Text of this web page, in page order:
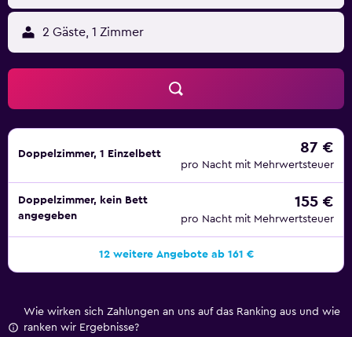
2 Gäste, 1 Zimmer
Doppelzimmer, 1 Einzelbett 87 €
pro Nacht mit Mehrwertsteuer
Doppelzimmer, kein Bett
angegeben
155 €
pro Nacht mit Mehrwertsteuer
12 weitere Angebote ab 161 €
Wie wirken sich Zahlungen an uns auf das Ranking aus und wie
ranken wir Ergebnisse?